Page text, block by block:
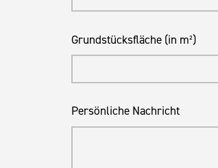
Grundstücksfläche (in m²)
Persönliche Nachricht